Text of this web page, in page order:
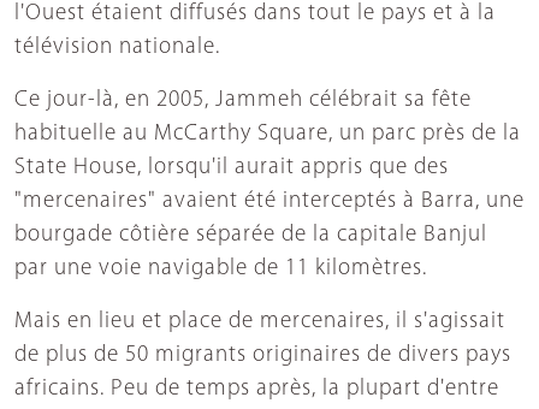
l'Ouest étaient diffusés dans tout le pays et à la
télévision nationale.
Ce jour-là, en 2005, Jammeh célébrait sa fête
habituelle au McCarthy Square, un parc près de la
State House, lorsqu'il aurait appris que des
"mercenaires" avaient été interceptés à Barra, une
bourgade côtière séparée de la capitale Banjul
par une voie navigable de 11 kilomètres.
Mais en lieu et place de mercenaires, il s'agissait
de plus de 50 migrants originaires de divers pays
africains. Peu de temps après, la plupart d'entre